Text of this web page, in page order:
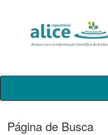
Skip
Página de Busca